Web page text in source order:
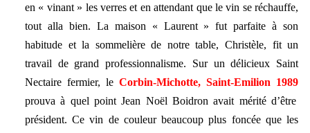
en « vinant » les verres et en attendant que le vin se réchauffe,
tout alla bien. La maison « Laurent » fut parfaite à son
habitude et la sommelière de notre table, Christèle, fit un
travail de grand professionnalisme. Sur un délicieux Saint
Nectaire fermier, leCorbin-Michotte, Saint-Emilion 1989
prouva à quel point Jean Noël Boidron avait mérité d’être
président. Ce vin de couleur beaucoup plus foncée que les